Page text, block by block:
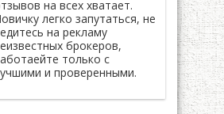
на всех хватает.
легко запутаться, не
на рекламу
брокеров,
только с
и проверенными.